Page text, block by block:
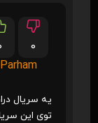
0
Parham(:
یه سریال
توی این